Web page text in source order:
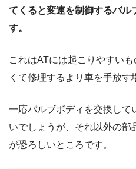
てくると変速を制御するバル
す。
これはATには起こりやすい
くて修理するより車を手放す
一応バルブボディを交換して
いでしょうが、それ以外の
が恐ろしいところです。